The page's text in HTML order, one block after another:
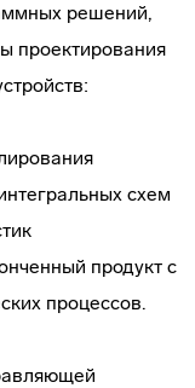
решений,
проектирования
схем
продукт с
процессов.